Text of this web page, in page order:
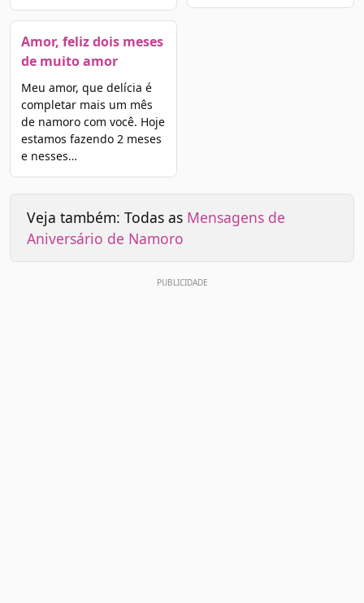
Amor, feliz dois meses
de muito amor
Meu amor, que delícia é
completar mais um mês
de namoro com você. Hoje
estamos fazendo 2 meses
e nesses…
Veja também: Todas as Mensagens de
Aniversário de Namoro